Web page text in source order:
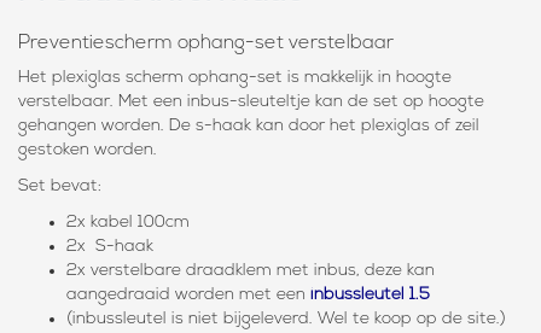
Preventiescherm ophang-set verstelbaar
Het plexiglas scherm ophang-set is makkelijk in hoogte
verstelbaar. Met een inbus-sleuteltje kan de set op hoogte
gehangen worden. De s-haak kan door het plexiglas of zeil
gestoken worden.
Set bevat:
2x kabel 100cm
2x S-haak
2x verstelbare draadklem met inbus, deze kan
aangedraaid worden met een inbussleutel 1.5
(inbussleutel is niet bijgeleverd. Wel te koop op de site.)